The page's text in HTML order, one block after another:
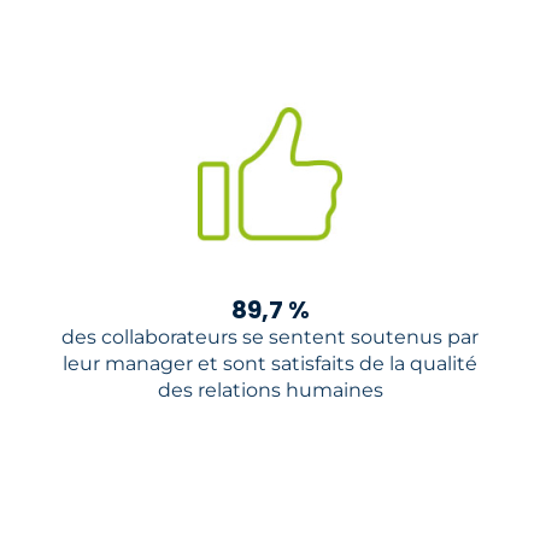
89,7 %
des collaborateurs se sentent soutenus par
leur manager et sont satisfaits de la qualité
des relations humaines